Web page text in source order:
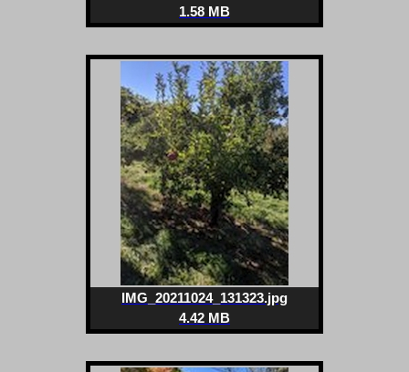
1.58 MB
IMG_20211024_131323.jpg
4.42 MB